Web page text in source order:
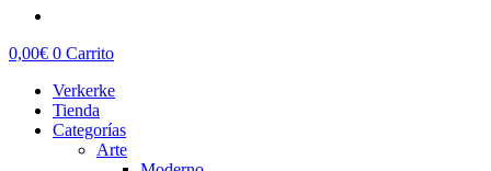
0,00€ 0 Carrito
Verkerke
Tienda
Categorías
Arte